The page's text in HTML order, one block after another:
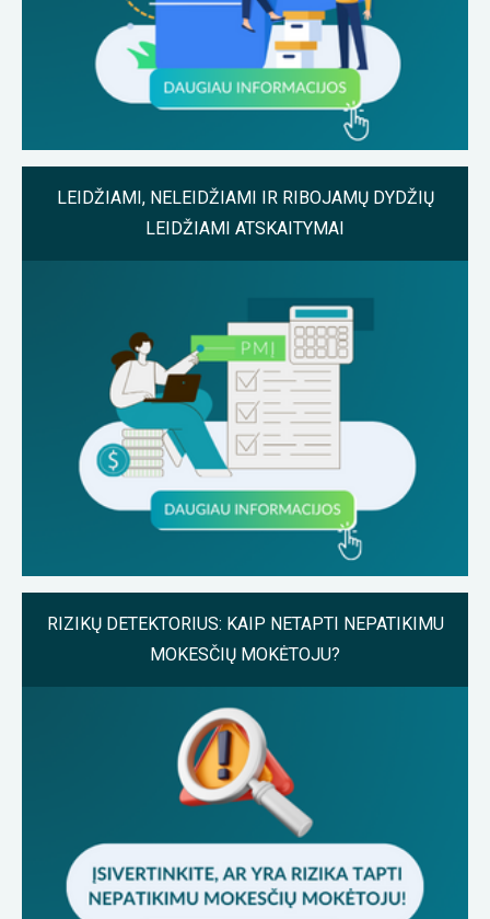
LEIDŽIAMI, NELEIDŽIAMI IR RIBOJAMŲ DYDŽIŲ
LEIDŽIAMI ATSKAITYMAI
RIZIKŲ DETEKTORIUS: KAIP NETAPTI NEPATIKIMU
MOKESČIŲ MOKĖTOJU?